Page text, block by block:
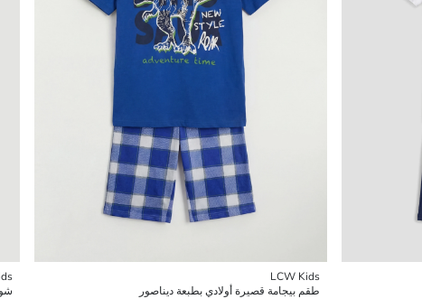
LCW Kids
طقم بيجامة قصيرة أولادي بطبعة ديناصور